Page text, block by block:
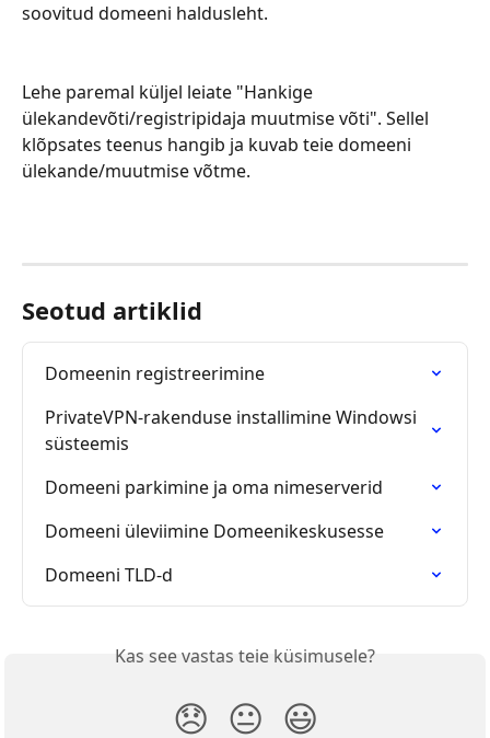
soovitud domeeni haldusleht.
Lehe paremal küljel leiate "Hankige
ülekandevõti/registripidaja muutmise võti". Sellel
klõpsates teenus hangib ja kuvab teie domeeni
ülekande/muutmise võtme.
Seotud artiklid
Domeenin registreerimine
PrivateVPN-rakenduse installimine Windowsi
süsteemis
Domeeni parkimine ja oma nimeserverid
Domeeni üleviimine Domeenikeskusesse
Domeeni TLD-d
Kas see vastas teie küsimusele?
😞 😐 😃